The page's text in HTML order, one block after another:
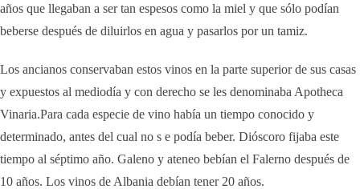
años que llegaban a ser tan espesos como la miel y que sólo podían
beberse después de diluirlos en agua y pasarlos por un tamiz.
Los ancianos conservaban estos vinos en la parte superior de sus casas
y expuestos al mediodía y con derecho se les denominaba Apotheca
Vinaria.Para cada especie de vino había un tiempo conocido y
determinado, antes del cual no s e podía beber. Dióscoro fijaba este
tiempo al séptimo año. Galeno y ateneo bebían el Falerno después de
10 años. Los vinos de Albania debían tener 20 años.